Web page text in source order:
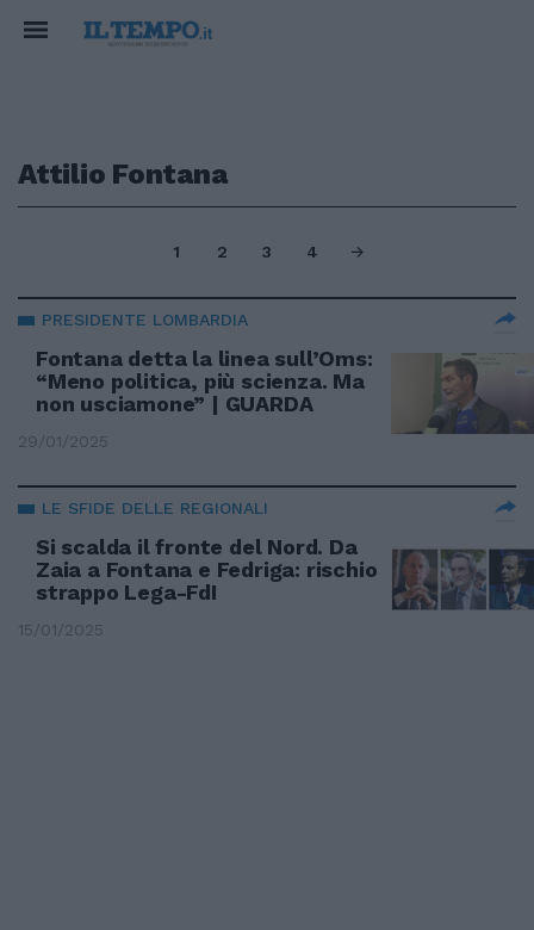
Attilio Fontana
1 2 3 4
PRESIDENTE LOMBARDIA
Fontana detta la linea sull’Oms:
“Meno politica, più scienza. Ma
non usciamone” | GUARDA
29/01/2025
LE SFIDE DELLE REGIONALI
Si scalda il fronte del Nord. Da
Zaia a Fontana e Fedriga: rischio
strappo Lega-FdI
15/01/2025